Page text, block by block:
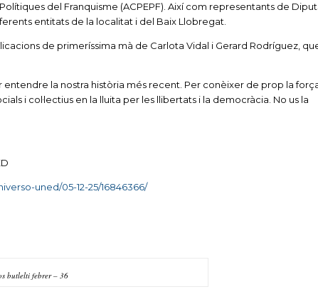
del Franquisme (ACPEPF). Així com representants de
entitats de la localitat i del Baix Llobregat.
de primeríssima mà de Carlota Vidal i Gerard Rodríguez,
la nostra història més recent. Per conèixer de prop la
i col·lectius en la lluita per les llibertats i la democràcia. No us la
uned/05-12-25/16846366/
butlelti febrer – 36